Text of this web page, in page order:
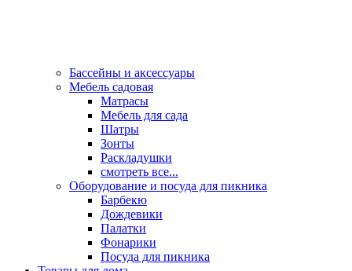
Бассейны и аксессуары
Мебель садовая
Матрасы
Мебель для сада
Шатры
Зонты
Раскладушки
смотреть все...
Оборудование и посуда для пикника
Барбекю
Дождевики
Палатки
Фонарики
Посуда для пикника